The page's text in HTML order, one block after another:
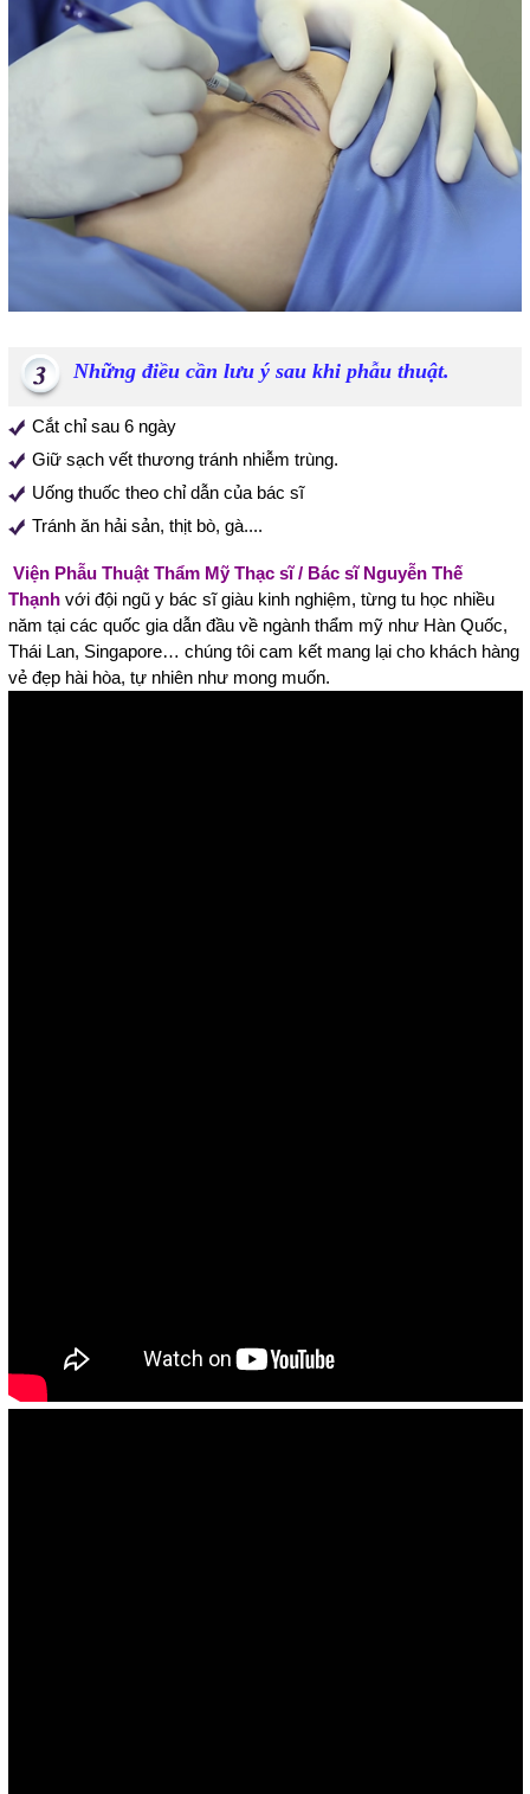
Những điều cần lưu ý sau khi phẫu thuật.
Cắt chỉ sau 6 ngày
Giữ sạch vết thương tránh nhiễm trùng.
Uống thuốc theo chỉ dẫn của bác sĩ
Tránh ăn hải sản, thịt bò, gà....
Viện Phẫu Thuật Thẩm Mỹ Thạc sĩ / Bác sĩ Nguyễn Thế
Thạnhvới đội ngũ y bác sĩ giàu kinh nghiệm, từng tu học nhiều
năm tại các quốc gia dẫn đầu về ngành thẩm mỹ như Hàn Quốc,
Thái Lan, Singapore… chúng tôi cam kết mang lại cho khách hàng
vẻ đẹp hài hòa, tự nhiên như mong muốn.